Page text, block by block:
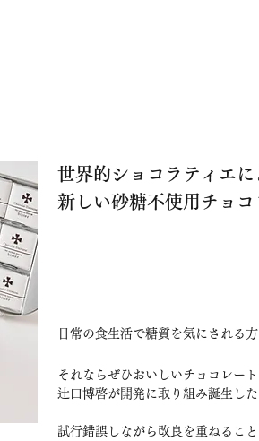
世界的ショコラティエに
新しい砂糖不使用チョコ
日常の食生活で糖質を気にされる
それならぜひおいしいチョコレー
辻口博啓が開発に取り組み誕生し
試行錯誤しながら改良を重ねるこ